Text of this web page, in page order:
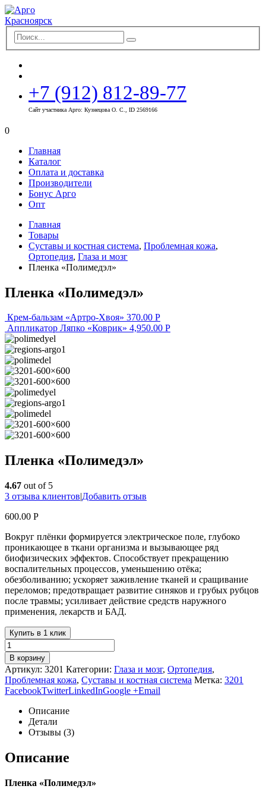
+7 (912) 812-89-77
Сайт участника Арго: Кузнецова О. С., ID 2569166
0
Главная
Каталог
Оплата и доставка
Производители
Бонус Арго
Опт
Главная
Товары
Суставы и костная система, Проблемная кожа,
Ортопедия, Глаза и мозг
Пленка «Полимедэл»
Пленка «Полимедэл»
Крем-бальзам «Артро-Хвоя» 370.00 Р
Аппликатор Ляпко «Коврик» 4,950.00 Р
Пленка «Полимедэл»
4.67 out of 5
3 отзыва клиентов|Добавить отзыв
600.00 Р
Вокруг плёнки формируется электрическое поле, глубоко
проникающее в ткани организма и вызывающее ряд
биофизических эффектов. Способствует прекращению
воспалительных процессов, уменьшению отёка;
обезболиванию; ускоряет заживление тканей и сращивание
переломов; предотвращает развитие синяков и грубых рубцов
после травмы; усиливает действие средств наружного
применения, лекарств и БАД.
Купить в 1 клик
В корзину
Артикул: 3201 Категории: Глаза и мозг, Ортопедия,
Проблемная кожа, Суставы и костная система Метка: 3201
FacebookTwitterLinkedInGoogle +Email
Описание
Детали
Отзывы (3)
Описание
Пленка «Полимедэл»